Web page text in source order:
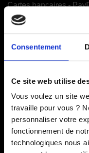
Consentement
Ce site web utilise
Vous voulez un site
travaille pour vous ?
personnaliser votre
fonctionnement de
technologiques nous
Cartes bancaires -
Paiement en 3 ou 4 fois
COMMANDES
Livraisons
Comment renvoyer